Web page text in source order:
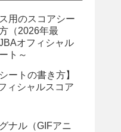
用のスコアシー
（2026年最
オフィシャル
ト～
ートの書き方】
ィシャルスコア
ナル（GIFアニ